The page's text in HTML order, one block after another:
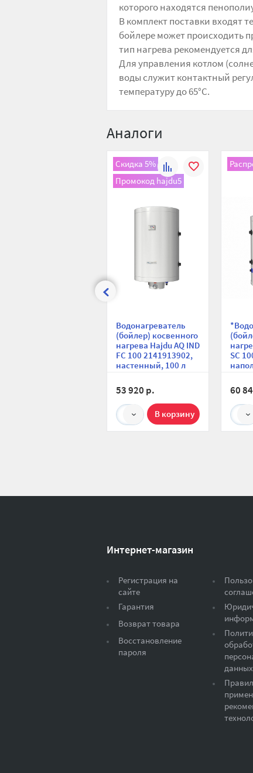
которого находятся
В комплект поставки входят
бойлере может происходить
тип нагрева рекомендуется
Для управления котлом
воды служит контактный
температуру до 65°С.
Аналоги
Скидка 5%
Промокод hajdu5
К
сравнению
Водонагреватель
(бойлер) косвенного
нагрева Hajdu AQ IND
FC 100 2141913902,
настенный, 100 л
53 920 р.
1
SC
60
1
Интернет-магазин
Регистрация на
сайте
Гарантия
Возврат товара
Восстановление
пароля
данных